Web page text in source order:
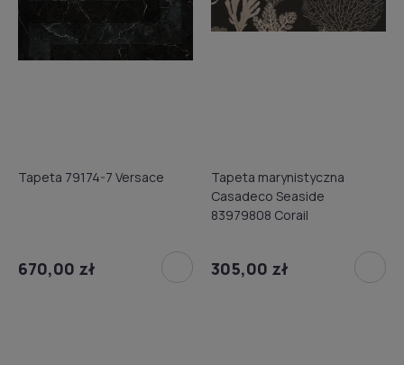
Tapeta 79174-7 Versace
670,00 zł
Tapeta marynistyczna
Casadeco Seaside
83979808 Corail
305,00 zł